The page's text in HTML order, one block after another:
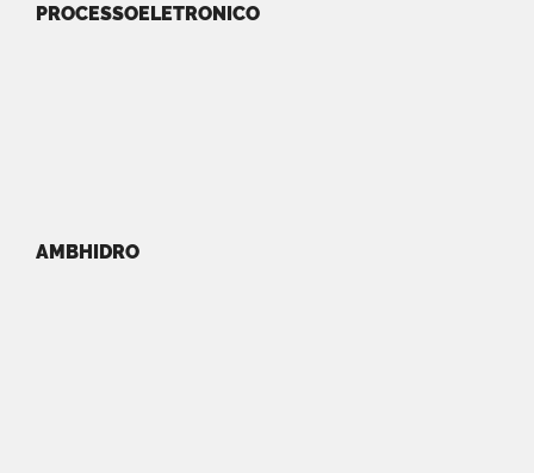
PROCESSOELETRONICO
AMBHIDRO